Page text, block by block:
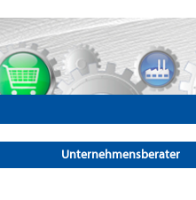
Unternehmensberater